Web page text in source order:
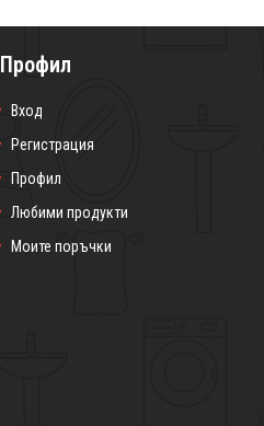
Профил
Вход
Регистрация
Профил
Любими продукти
Моите поръчки